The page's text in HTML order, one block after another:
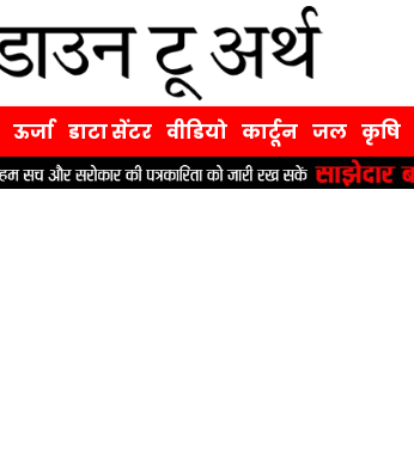
ऊर्जा डाटा सेंटर वीडियो कार्टून जल कृषि